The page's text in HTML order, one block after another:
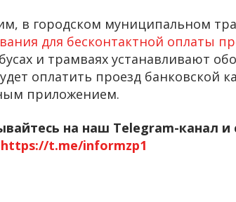
в городском муниципальном
для бесконтактной оплаты
и трамваях устанавливают
оплатить проезд банковской
приложением.
на наш Telegram-канал
https://t.me/informzp1